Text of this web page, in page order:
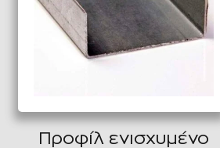
Προφίλ ενισχυμένο